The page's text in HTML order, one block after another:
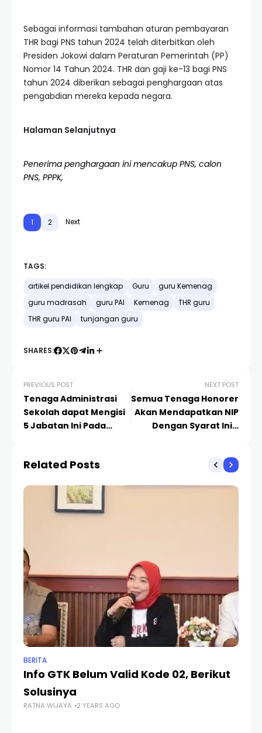
Sebagai informasi tambahan aturan pembayaran
THR bagi PNS tahun 2024 telah diterbitkan oleh
Presiden Jokowi dalam Peraturan Pemerintah (PP)
Nomor 14 Tahun 2024. THR dan gaji ke-13 bagi PNS
tahun 2024 diberikan sebagai penghargaan atas
pengabdian mereka kepada negara.
Halaman Selanjutnya
Penerima penghargaan ini mencakup PNS, calon
PNS, PPPK,
1 2 Next
TAGS:
artikel pendidikan lengkap Guru
guru Kemenag
guru madrasah
guru PAI Kemenag
THR guru
THR guru PAI
tunjangan guru
SHARES:
PREVIOUS POST
Tenaga Administrasi
Sekolah dapat Mengisi
5 Jabatan Ini Pada
NEXT POST
Semua Tenaga Honorer
Akan Mendapatkan NIP
Dengan Syarat Ini…
Related Posts
BERITA
Info GTK Belum Valid Kode 02, Berikut
Solusinya
RATNA WIJAYA 2 YEARS AGO